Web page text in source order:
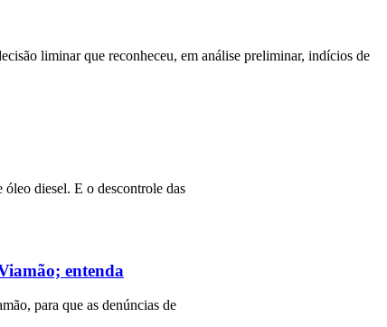
liminar que reconheceu, em análise preliminar, indícios de
diesel. E o descontrole das
entenda
para que as denúncias de